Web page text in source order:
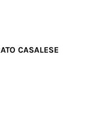
CASALESE